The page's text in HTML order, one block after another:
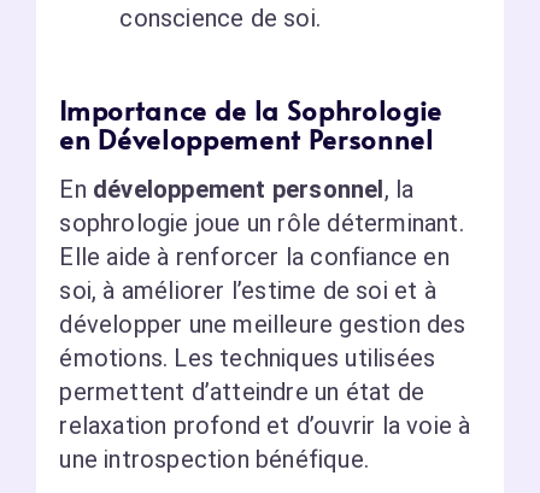
conscience de soi.
Importance de la Sophrologie
en Développement Personnel
En développement personnel, la
sophrologie joue un rôle déterminant.
Elle aide à renforcer la confiance en
soi, à améliorer l’estime de soi et à
développer une meilleure gestion des
émotions. Les techniques utilisées
permettent d’atteindre un état de
relaxation profond et d’ouvrir la voie à
une introspection bénéfique.